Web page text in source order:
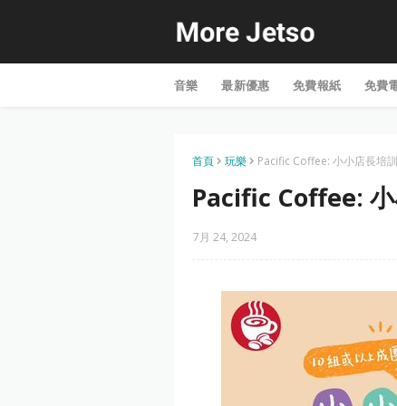
音樂 最新優惠 免費報紙 免費
首頁 玩樂 Pacific Coffee: 小小店長培
Pacific Coffee: 小
7月 24, 2024